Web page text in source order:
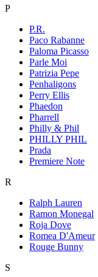
P
P.R.
Paco Rabanne
Paloma Picasso
Parle Moi
Patrizia Pepe
Penhaligons
Perry Ellis
Phaedon
Pharrell
Philly & Phil
PHILLY PHIL
Prada
Premiere Note
R
Ralph Lauren
Ramon Monegal
Roja Dove
Romea D'Ameur
Rouge Bunny
S